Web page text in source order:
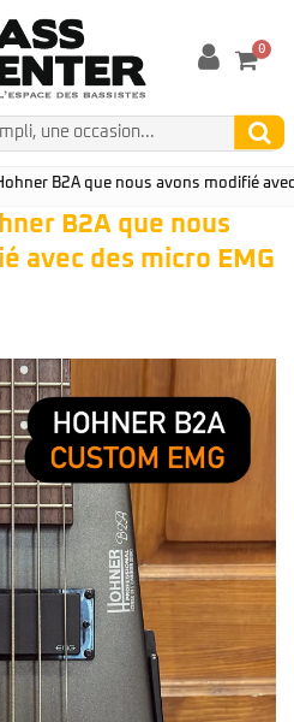
0
B2A que nous avons modifié
B2A que nous
avec des micro EMG